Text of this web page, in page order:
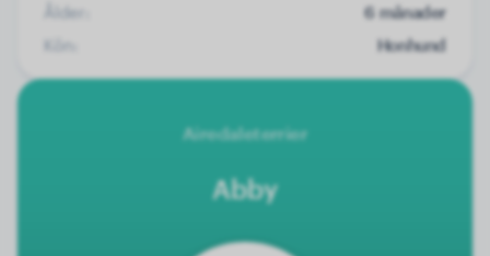
Ålder:
6 månader
Kön:
Honhund
Airedaleterrier
Abby